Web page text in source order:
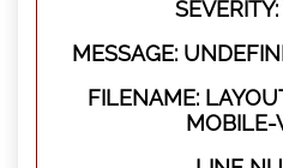
MESSAGE:
FILENAME:
MOBILE-